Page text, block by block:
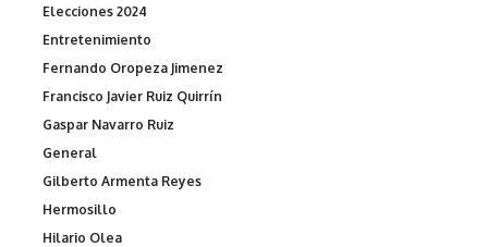
Elecciones 2024
Entretenimiento
Fernando Oropeza Jimenez
Francisco Javier Ruiz Quirrín
Gaspar Navarro Ruiz
General
Gilberto Armenta Reyes
Hermosillo
Hilario Olea